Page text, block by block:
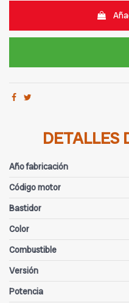
DETALLES
Año fabricación
Código motor
Bastidor
Color
Combustible
Versión
Potencia